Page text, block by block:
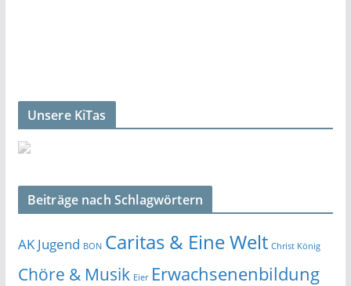
Unsere KiTas
Beiträge nach Schlagwörtern
AK Jugend BON Caritas & Eine Welt Christ König
Chöre & Musik Eier Erwachsenenbildung